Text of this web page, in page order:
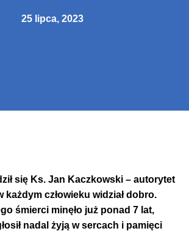
25 lipca, 2023
się Ks. Jan Kaczkowski – autorytet
każdym człowieku widział dobro.
śmierci minęło już ponad 7 lat,
nadal żyją w sercach i pamięci